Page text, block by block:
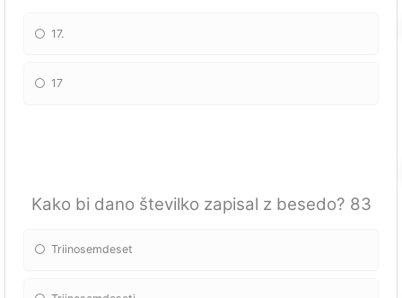
17.
17
Kako bi dano številko zapisal z besedo? 83
Triinosemdeset